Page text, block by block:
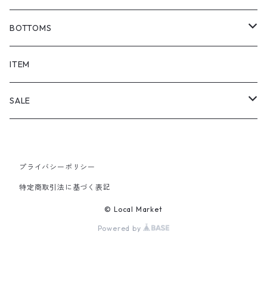
BOTTOMS
SHORTS
PANTS
ITEM
SALE
PANTS
プライバシーポリシー
特定商取引法に基づく表記
© Local Market
Powered by